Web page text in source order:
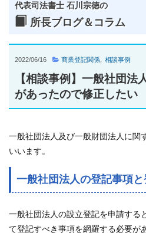
代表司法書士 石川宗徳の
所長ブログ＆コラム
2022/06/16 商業登記関係 相談事例
【相談事例】一般社団法
があったので修正したい
一般社団法人及び一般財団法人に関
いいます。
一般社団法人の登記事項
一般社団法人の設立登記を申請する
て登記すべき事項を網羅する必要が